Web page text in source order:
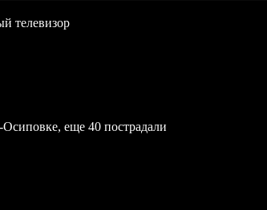
телевизор
еще 40 пострадали